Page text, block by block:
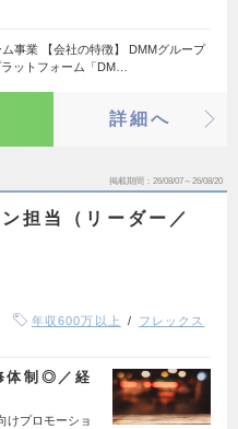
ム事業 【会社の特徴】 DMMグループ
ットフォーム「DM…
詳細へ
掲載期間 26/08/07～26/08/20
担当（リーダー／
年収600万以上
フレックス
体制◎／経
けプロモーショ